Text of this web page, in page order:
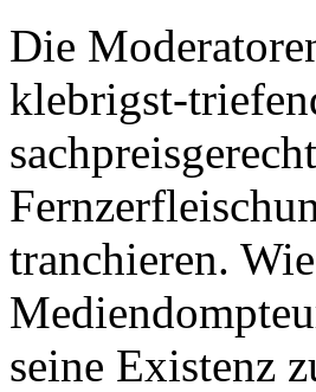
Die
klebrigst-
tranchieren.
seine Existenz